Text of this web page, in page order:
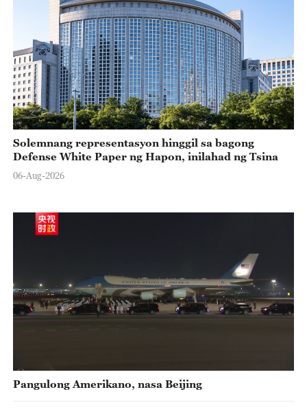
Solemnang representasyon hinggil sa bagong
Defense White Paper ng Hapon, inilahad ng Tsina
06-Aug-2026
Pangulong Amerikano, nasa Beijing